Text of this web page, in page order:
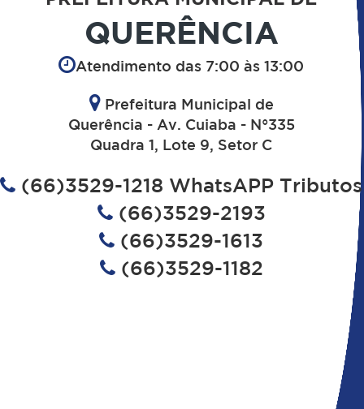
QUERÊNCIA
Atendimento das 7:00 às 13:00
Prefeitura Municipal de
Querência - Av. Cuiaba - N°335
Quadra 1, Lote 9, Setor C
(66)3529-1218 WhatsAPP Tributos
(66)3529-2193
(66)3529-1613
(66)3529-1182